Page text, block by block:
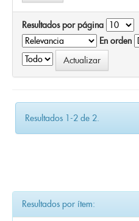
Resultados por página
En orden
Resultados 1-2 de 2.
Resultados por ítem: